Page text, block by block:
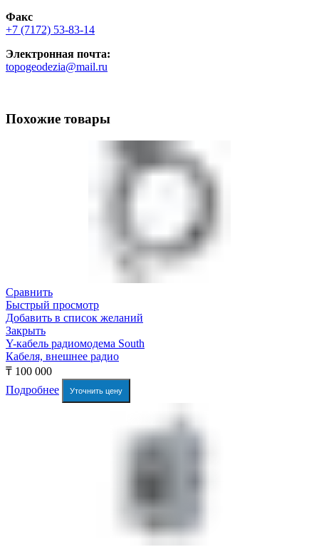
Факс
+7 (7172) 53-83-14
Электронная почта:
topogeodezia@mail.ru
Похожие товары
Сравнить
Быстрый просмотр
Добавить в список желаний
Закрыть
Y-кабель радиомодема South
Кабеля, внешнее радио
₸ 100 000
Подробнее
Уточнить цену